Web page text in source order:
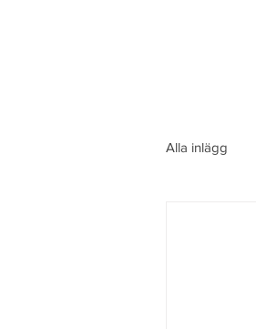
Alla inlägg